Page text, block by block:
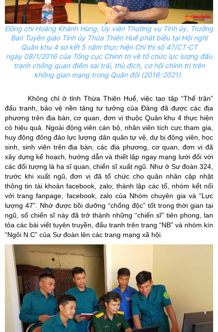
Đồng chí Hoàng Khánh Hùng, Ủyviên Thường vụ Tỉnh ủy, Trưởng
Ban Tuyên giáo Tỉnh ủyThừa Thiên Huế phát biểu tại Hội nghị
Quân khu 4 sơ kết 5 năm thực hiện Chỉ thị số 47/CT-CT
ngày 08/1/2016 của Tổng cục Chính trị về tổ chức lực lượng đấu
tranh chống quan điểm sai trái, thù địch, cơ hội chính trị trên
không gian mạng trong Quân đội (2016-2021).
Không chỉ ở tỉnh Thừa Thiên Huế, việctạo tập “Thế trận”
đấu tranh, bảo vệ nền tảng tư tưởng của Đảng đã được các địa
phương trên địa bàn, cơ quan, đơn vị thuộc Quân khu 4 thực hiện
có hiệu quả. Ngoài động viên cán bộ, nhân viên tích cực tham gia,
huy động đông đảo lực lượng dân quân tự vệ, dự bị động viên, học
sinh, sinh viên trên địa bàn; các địa phương, cơ quan, đơn vị đã
xây dựng kế hoạch, hướng dẫn và thiết lập ngay mạng lưới đối với
các đối tượng là hạ sĩ quan, chiến sĩ xuất ngũ. Như ở Sư đoàn 324,
trước khi xuất ngũ, đơn vị đã tổ chức cho quân nhân cập nhật
thông tin tài khoản facebook, zalo; thành lập các tổ, nhóm kết nối
với trang fanpage, facebook, zalo của Nhóm chuyên gia và “Lực
lượng 47”. Nhờ được bồi dưỡng “chống độc” tốt trong thời gian tại
ngũ, số chiến sĩ này đã trở thành những “chiến sĩ” tiên phong, lan
tỏa các bài viết tuyên truyền, đấu tranh trên trang “NB” và nhóm kín
“Ngôi N.C” của Sư đoàn lên các trang mạng xã hội.